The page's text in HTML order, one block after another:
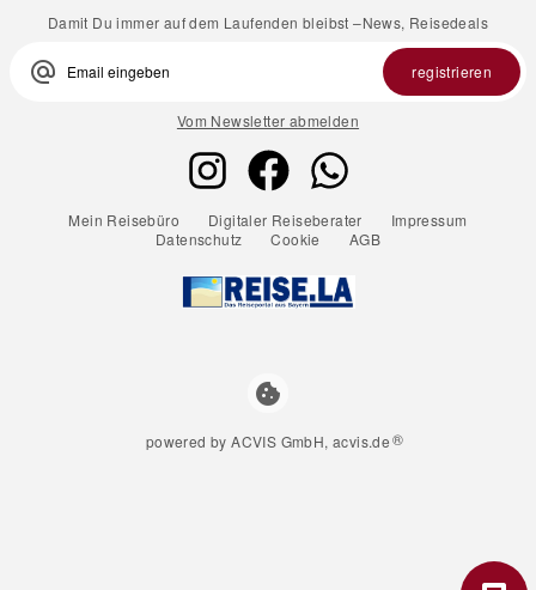
Damit Du immer auf dem Laufenden bleibst –News, Reisedeals
alternate_email registrieren
Vom Newsletter abmelden
Mein Reisebüro Digitaler Reiseberater
Impressum
Datenschutz
Cookie AGB
cookie
powered by ACVIS GmbH, acvis.de®